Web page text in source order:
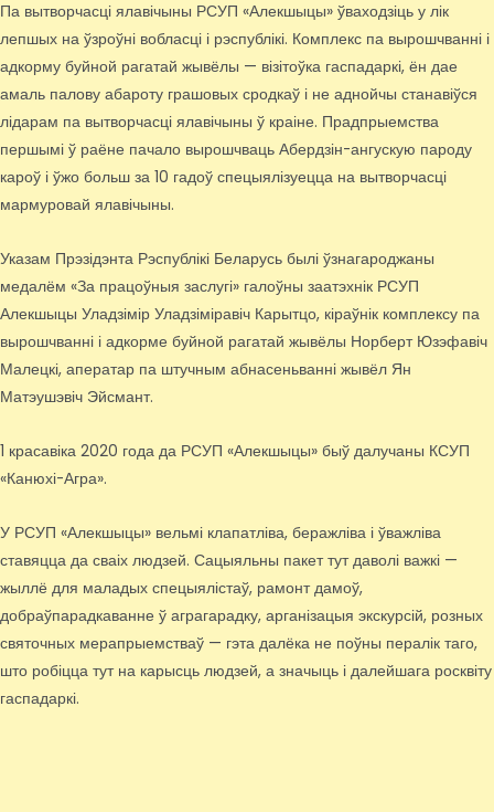
Па вытворчасці ялавічыны РСУП «Алекшыцы» ўваходзіць у лік
лепшых на ўзроўні вобласці і рэспублікі. Комплекс па вырошчванні і
адкорму буйной рагатай жывёлы — візітоўка гаспадаркі, ён дае
амаль палову абароту грашовых сродкаў і не аднойчы станавіўся
лідарам па вытворчасці ялавічыны ў краіне. Прадпрыемства
першымі ў раёне пачало вырошчваць Абердзін-ангускую пароду
кароў і ўжо больш за 10 гадоў спецыялізуецца на вытворчасці
мармуровай ялавічыны.
Указам Прэзідэнта Рэспублікі Беларусь былі ўзнагароджаны
медалём «За працоўныя заслугі» галоўны заатэхнік РСУП
Алекшыцы Уладзімір Уладзіміравіч Карытцо, кіраўнік комплексу па
вырошчванні і адкорме буйной рагатай жывёлы Норберт Юзэфавіч
Малецкі, аператар па штучным абнасеньванні жывёл Ян
Матэушэвіч Эйсмант.
1 красавіка 2020 года да РСУП «Алекшыцы» быў далучаны КСУП
«Канюхі-Агра».
У РСУП «Алекшыцы» вельмі клапатліва, беражліва і ўважліва
ставяцца да сваіх людзей. Сацыяльны пакет тут даволі важкі —
жыллё для маладых спецыялістаў, рамонт дамоў,
добраўпарадкаванне ў аграгарадку, арганізацыя экскурсій, розных
святочных мерапрыемстваў — гэта далёка не поўны пералік таго,
што робіцца тут на карысць людзей, а значыць і далейшага росквіту
гаспадаркі.